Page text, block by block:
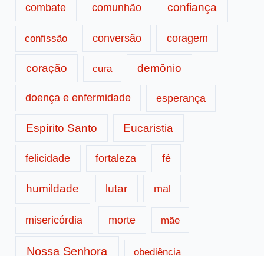
combate comunhão confiança
confissão conversão coragem
coração cura demônio
doença e enfermidade esperança
Espírito Santo Eucaristia
felicidade fortaleza fé
humildade lutar mal
misericórdia morte mãe
Nossa Senhora obediência